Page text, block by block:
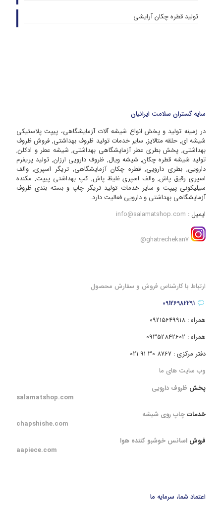
تولید قطره چکان آرایشی
سایه گستران سلامت ایرانیان
در زمینه تولید و پخش انواع شیشه آلات آزمایشگاهی، پیپت پلاستیکی
شیشه ای, حلقه متالایز, سایر خدمات تولید ظروف بهداشتی, فروش ظروف
بهداشتی, پخش بطری عطر آزمایشگاهی بهداشتی, شیشه عطر و ادکلن,
تولید شیشه قطره چکان, شیشه ویال, ظروف دارویی ارزان, تولید پریفرم
دارویی, بطری دارویی, قطره چکان آزمایشگاهی, تریگر اسپری, والف
اسپری رقیق پاش, والف اسپری غلیظ پاش, کپ بهداشتی پیپت, مکنده
سیلیکونی پیپت و سایر خدمات تولید تریگر چاپ و بسته بندی ظروف
آزمایشگاهی بهداشتی و دارویی فعالیت دارد.
ایمیل : info@salamatshop.com
ghatrechekan7@
ارتباط با کارشناس فروش و سفارش محصول
09126982291
همراه : 09215649918
همراه : 09352842602
دفتر مرکزی : 8767 30 91 021
وب سایت های ما
پخش ظروف دارویی
salamatshop.com
خدماتچاپ روی شیشه
chapshishe.com
فروش اسانس خوشبو کننده هوا
aapiece.com
اعتماد شما، سرمایه ما